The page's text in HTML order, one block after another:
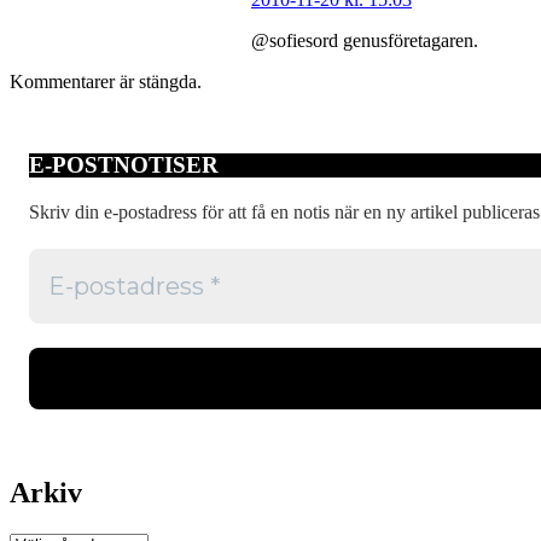
@sofiesord genusföretagaren.
Kommentarer är stängda.
E-POSTNOTISER
Skriv din e-postadress för att få en notis när en ny artikel
Arkiv